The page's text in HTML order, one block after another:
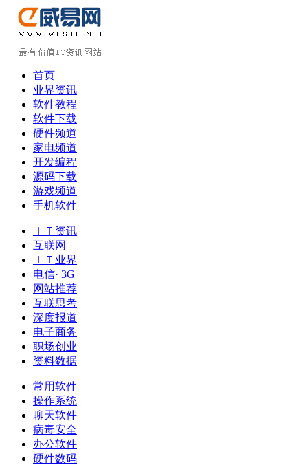
首页
业界资讯
软件教程
软件下载
硬件频道
家电频道
开发编程
源码下载
游戏频道
手机软件
ＩＴ资讯
互联网
ＩＴ业界
电信· 3G
网站推荐
互联思考
深度报道
电子商务
职场创业
资料数据
常用软件
操作系统
聊天软件
病毒安全
办公软件
硬件数码